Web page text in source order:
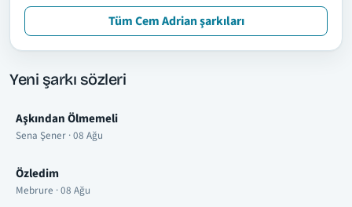
Tüm Cem Adrian şarkıları
Yeni şarkı sözleri
Aşkından Ölmemeli
Sena Şener · 08 Ağu
Özledim
Mebrure · 08 Ağu